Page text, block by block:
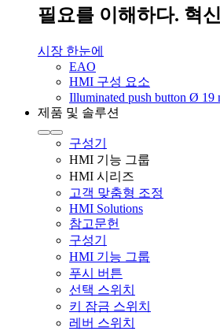
필요를 이해하다. 혁
시장 한눈에
EAO
HMI 구성 요소
Illuminated push button Ø 19
제품 및 솔루션
구성기
HMI 기능 그룹
HMI 시리즈
고객 맞춤형 조정
HMI Solutions
참고문헌
구성기
HMI 기능 그룹
푸시 버튼
선택 스위치
키 잠금 스위치
레버 스위치